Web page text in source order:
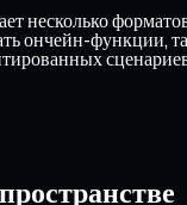
несколько
ончейн-функции,